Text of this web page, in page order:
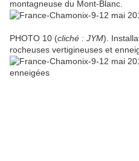
montagneuse du Mont-Blanc.
PHOTO 10 (cliché : JYM).
rocheuses vertigineuses et